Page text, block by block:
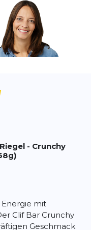
Protein
oder den
einen
um immer
komplexe
der
x 50
- Crunchy
mit
Clif Bar Crunchy
Geschmack